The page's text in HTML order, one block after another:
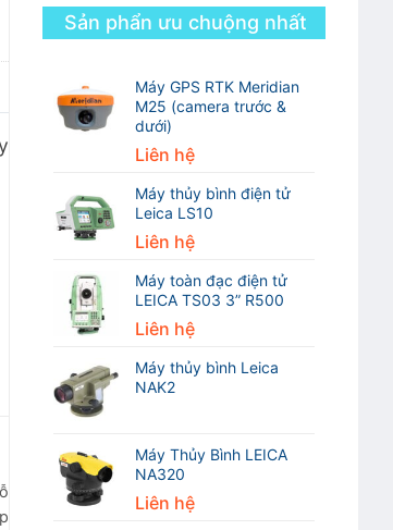
Sản phẩn ưu chuộng nhất
Máy GPS RTK Meridian
M25 (camera trước &
dưới)
Liên hệ
Máy thủy bình điện tử
Leica LS10
Liên hệ
Máy toàn đạc điện tử
LEICA TS03 3” R500
Liên hệ
Máy thủy bình Leica
NAK2
Máy Thủy Bình LEICA
NA320
Liên hệ